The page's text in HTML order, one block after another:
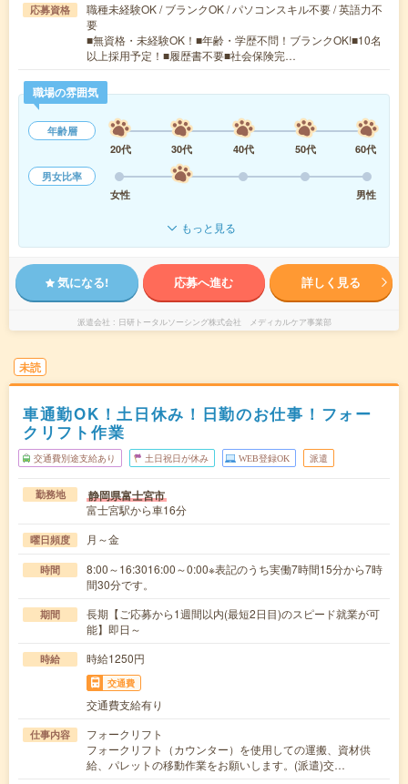
応募資格
職種未経験OK / ブランクOK / パソコンスキル不要 / 英語力不
要
■無資格・未経験OK！■年齢・学歴不問！ブランクOK!■10名
以上採用予定！■履歴書不要■社会保険完…
職場の雰囲気
年齢層
20代
30代 40代 50代
60代
男女比率
女性
男性
もっと見る
気になる! 応募へ進む 詳しく見る
派遣会社 日研トータルソーシング株式会社 メディカルケア事業部
未読
車通勤OK！土日休み！日勤のお仕事！フォー
クリフト作業
交通費別途支給あり 土日祝日が休み WEB登録OK 派遣
勤務地 静岡県富士宮市
富士宮駅から車16分
曜日頻度 月～金
時間
8:00～16:3016:00～0:00※表記のうち実働7時間15分から7時
間30分です。
期間
長期【ご応募から1週間以内(最短2日目)のスピード就業が可
能】即日～
時給 時給1250円
交通費
交通費支給有り
仕事内容
フォークリフト
フォークリフト（カウンター）を使用しての運搬、資材供
給、パレットの移動作業をお願いします。(派遣)交…